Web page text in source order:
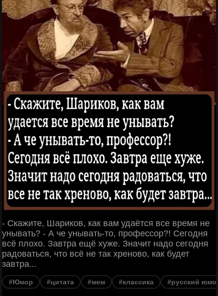
- Скажите, Шариков, как вам удаётся все время не
унывать? - А че унывать-то, профессор?! Сегодня
всё плохо. Завтра ещё хуже. Значит надо сегодня
радоваться, что всё не так хреново, как будет
завтра...
#Юмор #цитата #мем #классика #русский